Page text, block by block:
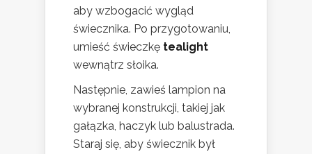
aby wzbogacić wygląd
świecznika. Po przygotowaniu,
umieść świeczkę tealight
wewnątrz słoika.
Następnie, zawieś lampion na
wybranej konstrukcji, takiej jak
gałązka, haczyk lub balustrada.
Staraj się, aby świecznik był